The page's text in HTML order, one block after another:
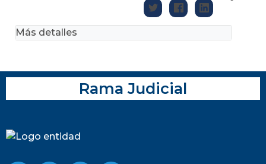
Más detalles
Rama Judicial